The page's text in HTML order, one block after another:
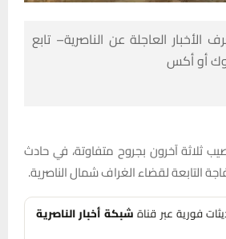
العاجلة عن الناصرية– تابع
أو أكس
ثلاثة آخرون بجروح متفاوتة، في حادث
التابعة لقضاء الغراف شمال الناصرية.
فورية عبر قناةشبكة أخبار الناصرية